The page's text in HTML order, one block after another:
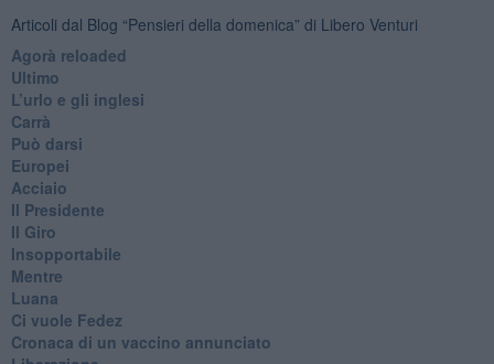
Articoli dal Blog “Pensieri della domenica” di Libero Venturi
​Agorà reloaded
Ultimo
​L’urlo e gli inglesi
Carrà
Può darsi
Europei
Acciaio
Il Presidente
​Il Giro
Insopportabile
​Mentre
Luana
​Ci vuole Fedez
​Cronaca di un vaccino annunciato